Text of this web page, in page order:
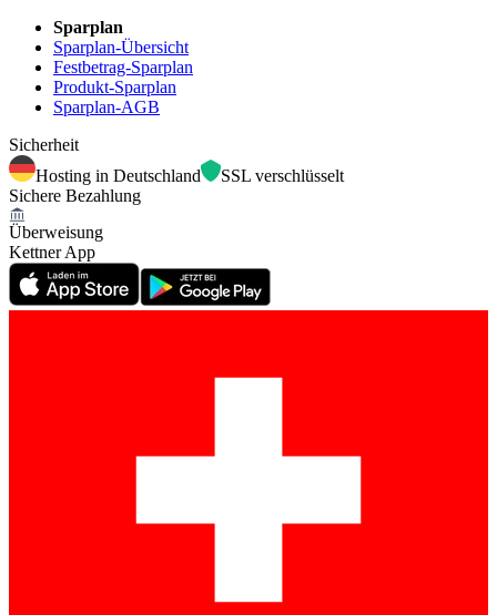
Sparplan
Sparplan-Übersicht
Festbetrag-Sparplan
Produkt-Sparplan
Sparplan-AGB
Sicherheit
Hosting in Deutschland
SSL verschlüsselt
Sichere Bezahlung
Überweisung
Kettner App